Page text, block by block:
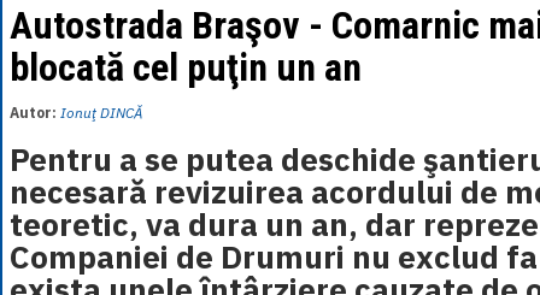
= 0.6668
1 EGP
= 0.0860
1 MXN= 0.2227
1 NOK = 0.4191
1 NZD = 2.6097
1 PLN= 1.1646
1 RSD = 0.0425
1 RUB = 0.0530
1 SEK = 0.4526
Autostrada Braşov - Comarnic
blocată cel puţin un an
Autor: Ionuţ DINCĂ
Pentru a se putea deschide
necesară revizuirea acordului de
teoretic, va dura un an, dar
Companiei de Drumuri nu exclud